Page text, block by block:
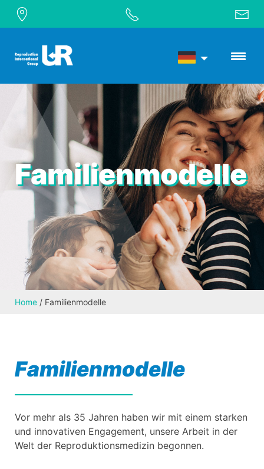
Familienmodelle
Home / Familienmodelle
Familienmodelle
Vor mehr als 35 Jahren haben wir mit einem starken
und innovativen Engagement, unsere Arbeit in der
Welt der Reproduktionsmedizin begonnen.